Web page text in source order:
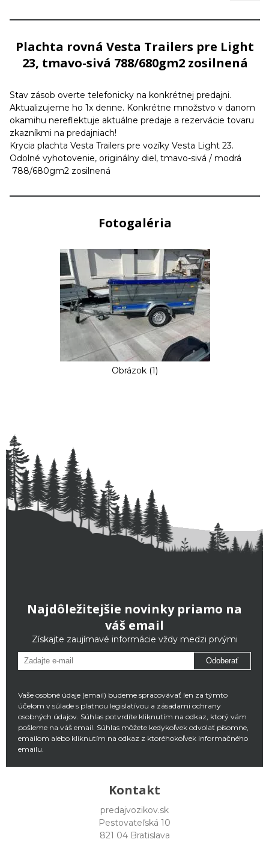
Plachta rovná Vesta Trailers pre Light
23, tmavo-sivá 788/680gm2 zosilnená
Stav zásob overte telefonicky na konkrétnej predajni.
Aktualizujeme ho 1x denne. Konkrétne množstvo v danom
okamihu nereflektuje aktuálne predaje a rezervácie tovaru
zkazníkmi na predajniach!
Krycia plachta Vesta Trailers pre vozíky Vesta Light 23.
Odolné vyhotovenie, originálny diel, tmavo-sivá / modrá
788/680gm2 zosilnená
Fotogaléria
Obrázok (1)
Najdôležitejšie novinky priamo na
váš email
Získajte zaujímavé informácie vždy medzi prvými
Odoberať
Vaše osobné údaje (email) budeme spracovávať len za týmto
účelom v súlade s platnou legislatívou a zásadami ochrany
osobných údajov. Súhlas potvrdíte kliknutím na odkaz, ktorý vám
pošleme na váš email. Súhlas môžete kedykoľvek odvolať písomne,
emailom alebo kliknutím na odkaz z ktoréhokoľvek informačného
emailu.
Kontakt
predajvozikov.sk
Pestovateľská 10
821 04 Bratislava